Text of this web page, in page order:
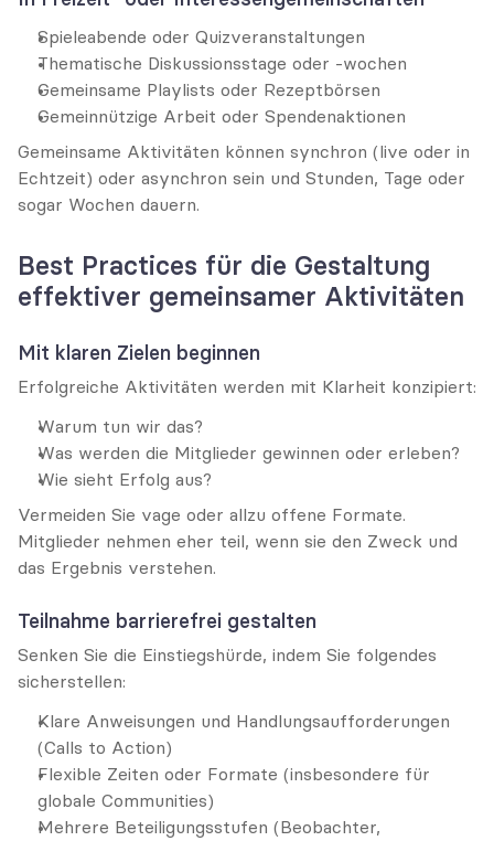
Spieleabende oder Quizveranstaltungen
Thematische Diskussionsstage oder -wochen
Gemeinsame Playlists oder Rezeptbörsen
Gemeinnützige Arbeit oder Spendenaktionen
Gemeinsame Aktivitäten können synchron (live oder in
Echtzeit) oder asynchron sein und Stunden, Tage oder
sogar Wochen dauern.
Best Practices für die Gestaltung
effektiver gemeinsamer Aktivitäten
Mit klaren Zielen beginnen
Erfolgreiche Aktivitäten werden mit Klarheit konzipiert:
Warum tun wir das?
Was werden die Mitglieder gewinnen oder erleben?
Wie sieht Erfolg aus?
Vermeiden Sie vage oder allzu offene Formate.
Mitglieder nehmen eher teil, wenn sie den Zweck und
das Ergebnis verstehen.
Teilnahme barrierefrei gestalten
Senken Sie die Einstiegshürde, indem Sie folgendes
sicherstellen:
Klare Anweisungen und Handlungsaufforderungen
(Calls to Action)
Flexible Zeiten oder Formate (insbesondere für
globale Communities)
Mehrere Beteiligungsstufen (Beobachter,